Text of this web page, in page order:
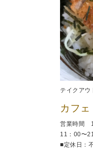
テイクアウ
カフ
営業時間
11：00〜
■定休日：